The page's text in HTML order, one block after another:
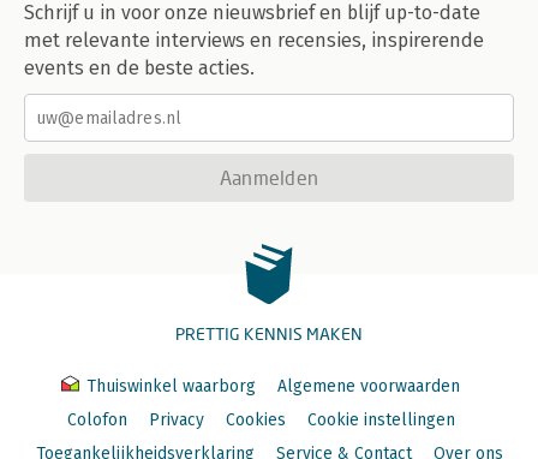
Schrijf u in voor onze nieuwsbrief en blijf up-to-date
met relevante interviews en recensies, inspirerende
events en de beste acties.
Aanmelden
PRETTIG KENNIS MAKEN
Thuiswinkel waarborg
Algemene voorwaarden
Colofon
Privacy Cookies
Cookie instellingen
Toegankelijkheidsverklaring
Service & Contact Over ons